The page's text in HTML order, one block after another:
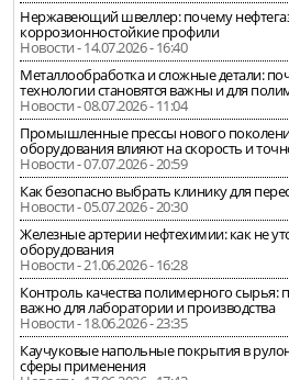
Нержавеющий швеллер: почему
коррозионностойкие профили
Новости - 14.07.2026 - 16:40
Металлообработка и сложные детали:
технологии становятся важны и для
Новости - 08.07.2026 - 11:04
Промышленные прессы нового
оборудования влияют на скорость и
Новости - 07.07.2026 - 20:59
Как безопасно выбрать клинику для
Новости - 05.07.2026 - 20:30
Железные артерии нефтехимии: как не
оборудования
Новости - 21.06.2026 - 16:28
Контроль качества полимерного сырья:
важно для лаборатории и производства
Новости - 18.06.2026 - 23:35
Каучуковые напольные покрытия в
сферы применения